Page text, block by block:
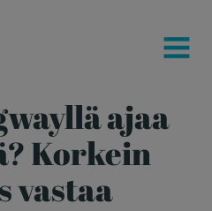
MENU
ajaa
Korkein
vastaa